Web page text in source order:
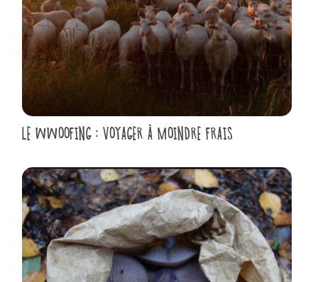
LE WWOOFING : VOYAGER À MOINDRE FRAIS